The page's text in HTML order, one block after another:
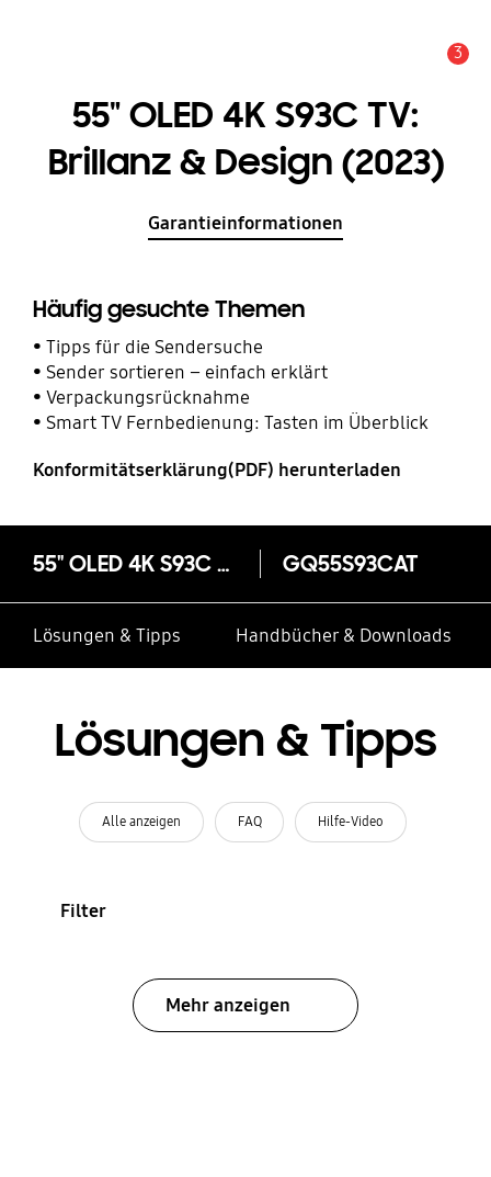
3
55" OLED 4K S93C TV:
Brillanz & Design (2023)
Garantieinformationen
Häufig gesuchte Themen
Tipps für die Sendersuche
Sender sortieren – einfach erklärt
Verpackungsrücknahme
Smart TV Fernbedienung: Tasten im Überblick
Konformitätserklärung(PDF) herunterladen
55" OLED 4K S93C TV: Brillanz & Design (2023) GQ55S93CAT
Lösungen & Tipps Handbücher & Downloads
Lösungen & Tipps
Alle anzeigen FAQ Hilfe-Video
Filter
Mehr anzeigen